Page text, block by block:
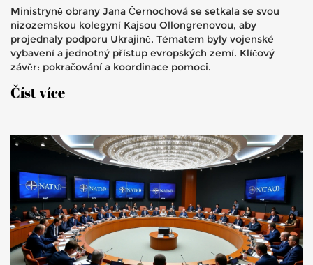
Ministryně obrany Jana Černochová se setkala se svou
nizozemskou kolegyní Kajsou Ollongrenovou, aby
projednaly podporu Ukrajině. Tématem byly vojenské
vybavení a jednotný přístup evropských zemí. Klíčový
závěr: pokračování a koordinace pomoci.
Číst více